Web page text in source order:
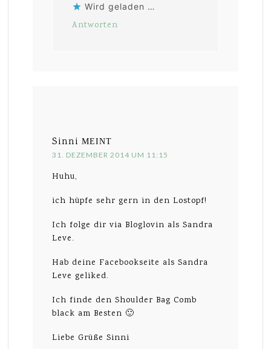
Wird geladen …
Antworten
Sinni MEINT
31. DEZEMBER 2014 UM 11:15
Huhu,
ich hüpfe sehr gern in den Lostopf!
Ich folge dir via Bloglovin als Sandra
Leve.
Hab deine Facebookseite als Sandra
Leve geliked.
Ich finde den Shoulder Bag Comb
black am Besten 🙂
Liebe Grüße Sinni